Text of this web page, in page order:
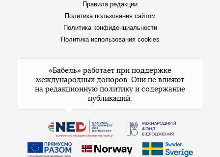
Правила редакции
Политика пользования сайтом
Политика конфиденциальности
Политика использования cookies
«Бабель» работает при поддержке
международных доноров. Они не влияют
на редакционную политику и содержание
публикаций.